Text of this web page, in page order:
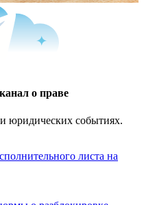
о праве
юридических событиях.
листа на